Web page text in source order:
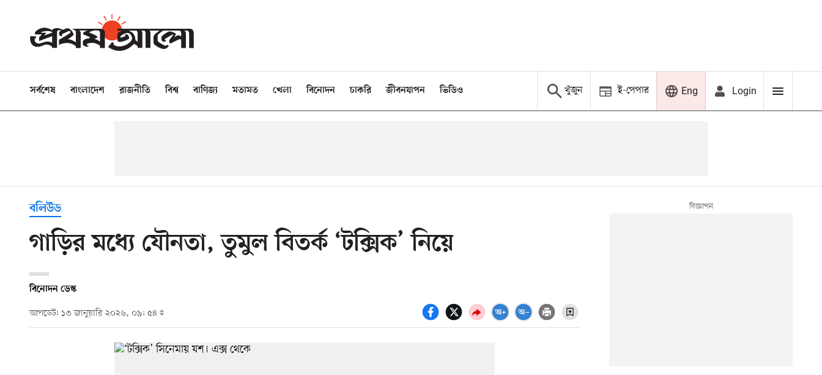
সর্বশেষ বাংলাদেশ রাজনীতি বিশ্ব বাণিজ্য মতামত খেলা বিনোদন চাকরি জীবনযাপন ভিডিও খুঁজুন ই-পেপার Eng Login
বলিউড
গাড়ির মধ্যে যৌনতা, তুমুল বিতর্ক ‘টক্সিক’ নিয়ে
বিনোদন ডেস্ক
আপডেট: ১৩ জানুয়ারি ২০২৬, ০৯: ৫৪